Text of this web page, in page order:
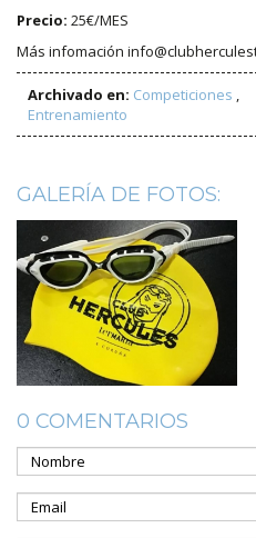
Precio: 25€/MES
Más infomación
Archivado en: Competiciones
Entrenamiento
GALERÍA DE FOTOS:
0 COMENTARIOS